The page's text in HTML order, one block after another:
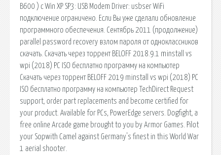
B600 ) c Win XP SP3: USB Modem Driver: usbser WiFi
подключение ограничено. Если Вы уже сделали обновление
программного обеспечения. Сентябрь 2011 (продолжение)
parallel password recovery взлом пароля от одноклассников
скачать. Скачать через торрент BELOFF 2018.9.1 minstall vs
wpi (2018) PC ISO бесплатно программу на компьютер
Скачать через торрент BELOFF 2019 minstall vs wpi (2018) PC
ISO бесплатно программу на компьютер TechDirect Request
support, order part replacements and become certified for
your product. Available for PCs, PowerEdge servers. Dogfight, a
free online Arcade game brought to you by Armor Games. Pilot
your Sopwith Camel against Germany's finest in this World War
1 aerial shooter.